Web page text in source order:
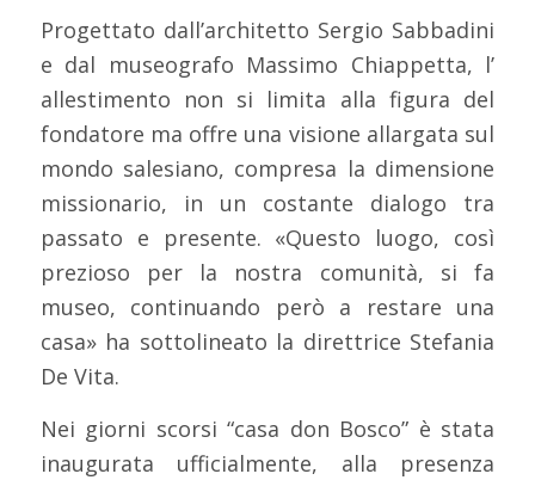
Progettato dall’architetto Sergio Sabbadini
e dal museografo Massimo Chiappetta, l’
allestimento non si limita alla figura del
fondatore ma offre una visione allargata sul
mondo salesiano, compresa la dimensione
missionario, in un costante dialogo tra
passato e presente. «Questo luogo, così
prezioso per la nostra comunità, si fa
museo, continuando però a restare una
casa» ha sottolineato la direttrice Stefania
De Vita.
Nei giorni scorsi “casa don Bosco” è stata
inaugurata ufficialmente, alla presenza